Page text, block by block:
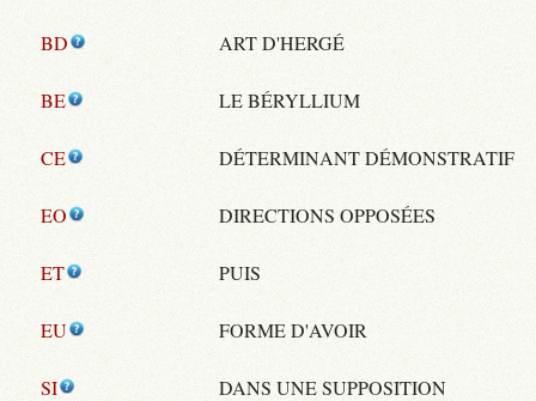
BD ART D'HERGÉ
BE LE BÉRYLLIUM
CE DÉTERMINANT DÉMONSTRATIF
EO DIRECTIONS OPPOSÉES
ET PUIS
EU FORME D'AVOIR
SI DANS UNE SUPPOSITION